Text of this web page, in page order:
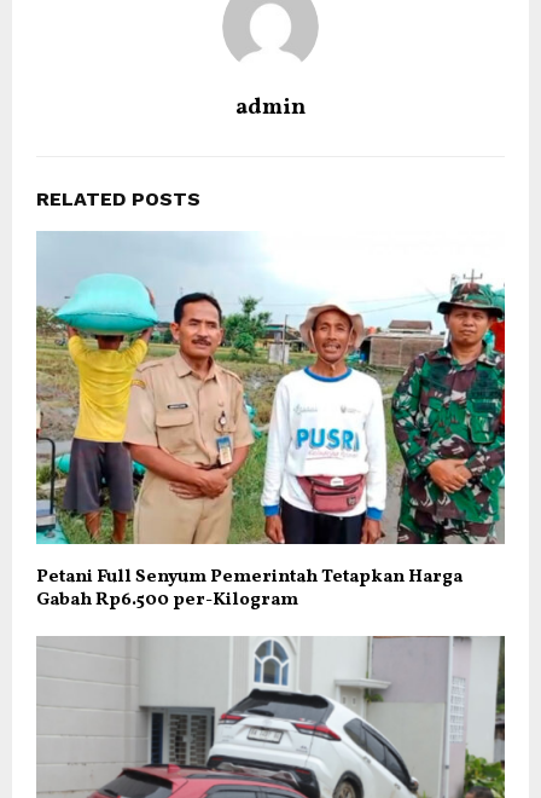
admin
RELATED POSTS
Petani Full Senyum Pemerintah Tetapkan Harga
Gabah Rp6.500 per-Kilogram